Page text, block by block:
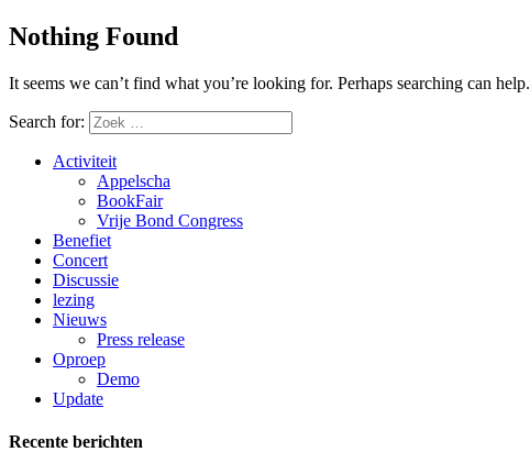
Nothing Found
It seems we can’t find what you’re looking for. Perhaps searching can help.
Search for:
Activiteit
Appelscha
BookFair
Vrije Bond Congress
Benefiet
Concert
Discussie
lezing
Nieuws
Press release
Oproep
Demo
Update
Recente berichten